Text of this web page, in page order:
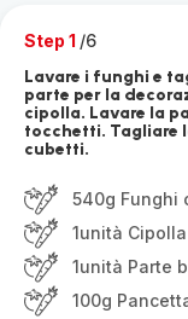
Step 1 /6
Lavare i funghi e
parte per la
cipolla. Lavare la
tocchetti. Tagliare
cubetti.
540g Funghi
1unità Cipolla
1unità Parte
100g